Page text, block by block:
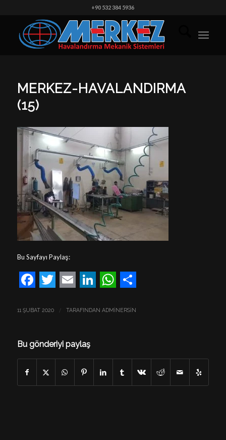
+90 532 384 5936
MERKEZ-HAVALANDIRMA
(15)
Bu Sayfayı Paylaş:
11 ŞUBAT 2020 / TARAFINDAN ADMINERSIN
Bu gönderiyi paylaş